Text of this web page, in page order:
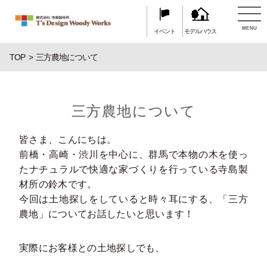
イベント モデルハウス MENU
TOP 三方農地について
三方農地について
皆さま、こんにちは。
前橋・高崎・渋川を中心に、群馬で本物の木を使っ
たナチュラルで快適な家づくりを行っている寺島製
材所の鈴木です。
今回は土地探しをしていると時々耳にする、「三方
農地」についてお話したいと思います！
実際にお客様との土地探しでも、